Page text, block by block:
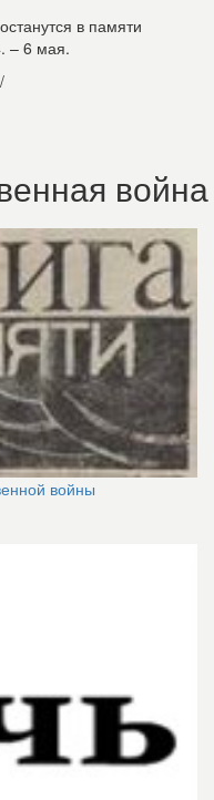
в памяти
– 6 мая.
война
войны